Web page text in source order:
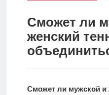
Новости
Школа
Сможет ли
женский
Сможет ли мужской и